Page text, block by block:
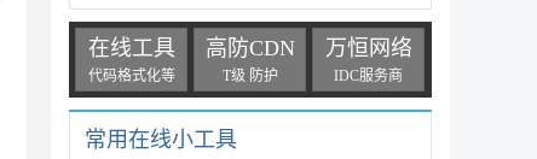
在线工具
代码格式化等
高防CDN
T级 防护
万恒网络
IDC服务商
常用在线小工具